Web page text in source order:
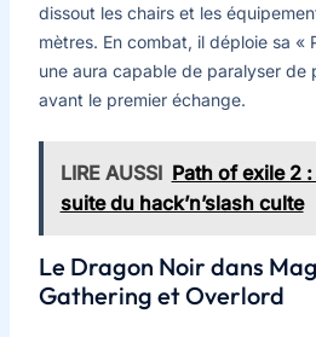
dissout les chairs et les
mètres. En combat, il déploie sa «
une aura capable de paralyser de
avant le premier échange.
LIRE AUSSI Path of exile 2
suite du hack’n’slash culte
Le Dragon Noir dans
Gathering et Overlord